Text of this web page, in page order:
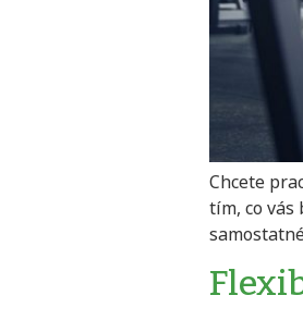
Chcete
tím, co